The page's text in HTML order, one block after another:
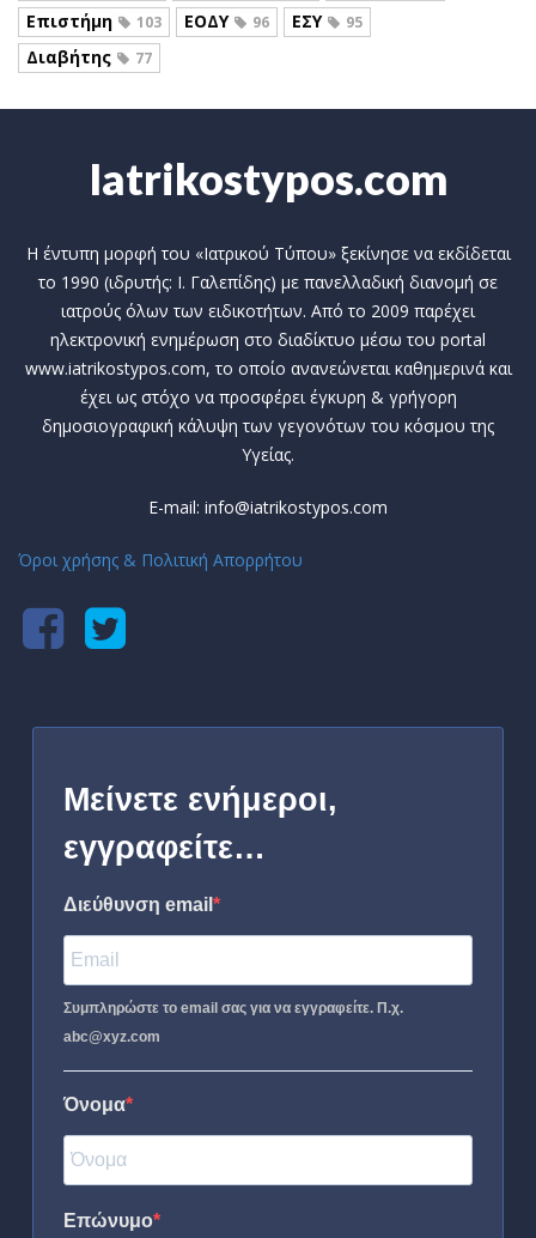
Επιστήμη 103 ΕΟΔΥ 96 ΕΣΥ 95
Διαβήτης 77
Iatrikostypos.com
Η έντυπη μορφή του «Ιατρικού Τύπου» ξεκίνησε να εκδίδεται
το 1990 (ιδρυτής: Ι. Γαλεπίδης) με πανελλαδική διανομή σε
ιατρούς όλων των ειδικοτήτων. Από το 2009 παρέχει
ηλεκτρονική ενημέρωση στο διαδίκτυο μέσω του portal
www.iatrikostypos.com, το οποίο ανανεώνεται καθημερινά και
έχει ως στόχο να προσφέρει έγκυρη & γρήγορη
δημοσιογραφική κάλυψη των γεγονότων του κόσμου της
Υγείας.
E-mail: info@iatrikostypos.com
Όροι χρήσης & Πολιτική Απορρήτου
Μείνετε ενήμεροι,
εγγραφείτε…
Διεύθυνση email
Συμπληρώστε το email σας για να εγγραφείτε. Π.χ.
abc@xyz.com
Όνομα
Επώνυμο